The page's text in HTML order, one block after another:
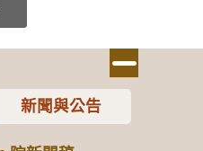
新聞與公告